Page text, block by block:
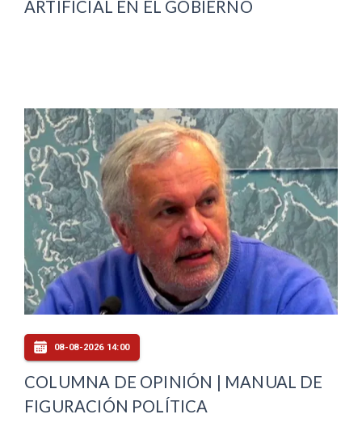
ARTIFICIAL EN EL GOBIERNO
08-08-2026 14:00
COLUMNA DE OPINIÓN | MANUAL DE
FIGURACIÓN POLÍTICA